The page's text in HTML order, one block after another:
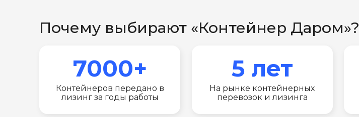
Почему выбирают «Контейнер Даром»?
7000+
Контейнеров передано в
лизинг за годы работы
5 лет
На рынке контейнерных
перевозок и лизинга